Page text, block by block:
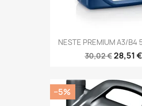
NESTE PREMIUM A3/B4
30,02 €28,51 €
−5%